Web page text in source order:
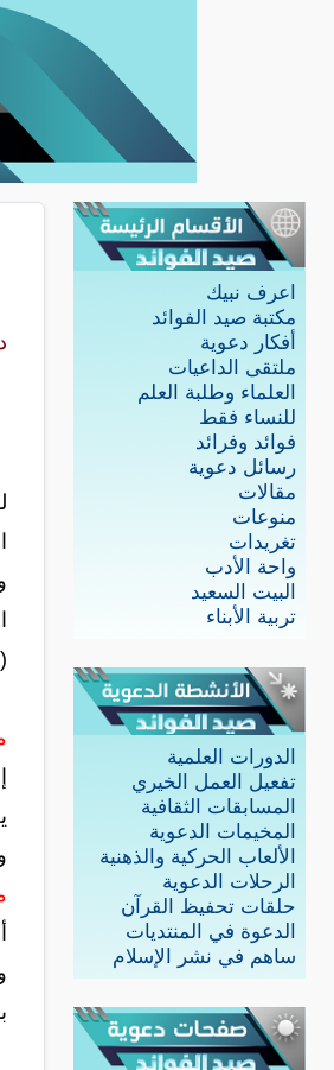
اعرف نبيك
مكتبة صيد الفوائد
أفكار دعوية
ملتقى الداعيات
العلماء وطلبة العلم
للنساء فقط
فوائد وفرائد
رسائل دعوية
مقالات
منوعات
تغريدات
واحة الأدب
البيت السعيد
تربية الأبناء
الدورات العلمية
تفعيل العمل الخيري
المسابقات الثقافية
المخيمات الدعوية
الألعاب الحركية والذهنية
الرحلات الدعوية
حلقات تحفيظ القرآن
الدعوة في المنتديات
ساهم في نشر الإسلام
وفي